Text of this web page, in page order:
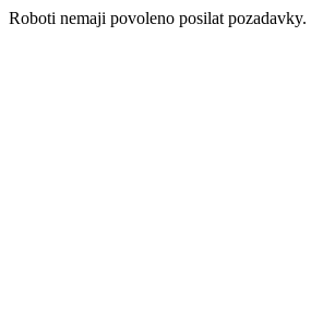
Roboti nemaji povoleno posilat pozadavky.